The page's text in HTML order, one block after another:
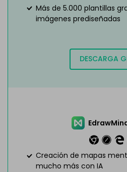
Más de 5.000 plantillas
imágenes prediseñadas
DESCARGA
Creación de mapas
mucho más con IA